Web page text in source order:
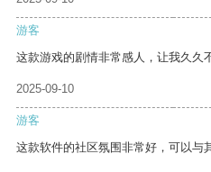
游客
这款游戏的剧情非常感人，让我久久
2025-09-10
游客
这款软件的社区氛围非常好，可以与